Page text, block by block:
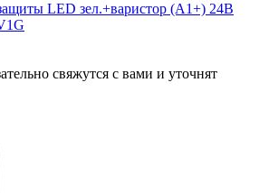
LED зел.+варистор (A1+) 24В
свяжутся с вами и уточнят